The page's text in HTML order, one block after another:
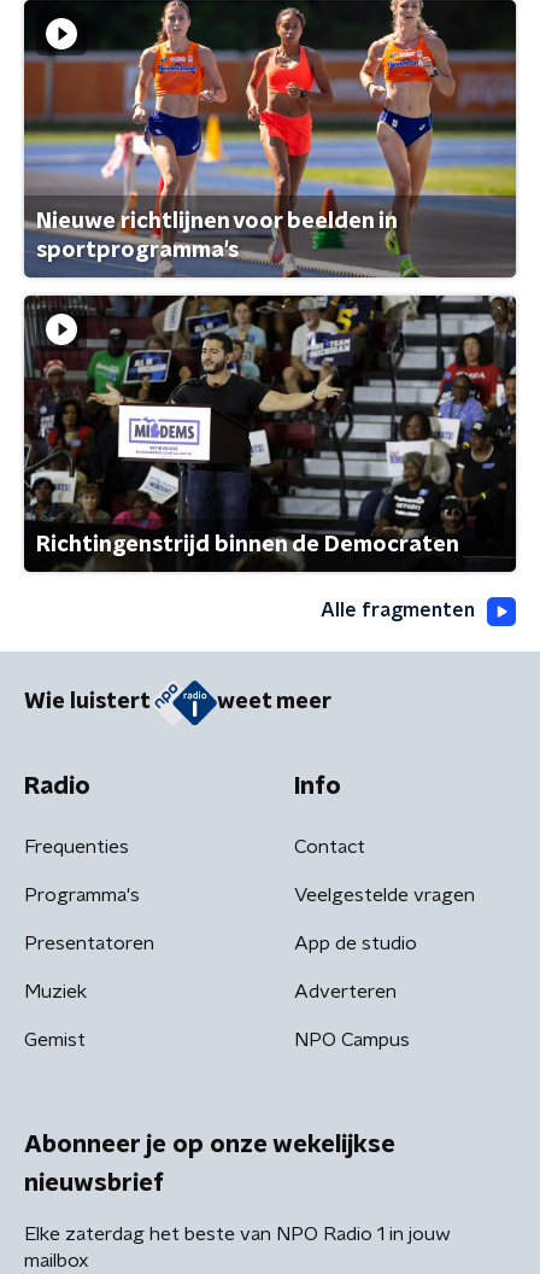
Nieuwe richtlijnen voor beelden in
sportprogramma's
Richtingenstrijd binnen de Democraten
Alle fragmenten
Wie luistert weet meer
Radio
Frequenties
Programma's
Presentatoren
Muziek
Gemist
Info
Contact
Veelgestelde vragen
App de studio
Adverteren
NPO Campus
Abonneer je op onze wekelijkse
nieuwsbrief
Elke zaterdag het beste van NPO Radio 1 in jouw
mailbox